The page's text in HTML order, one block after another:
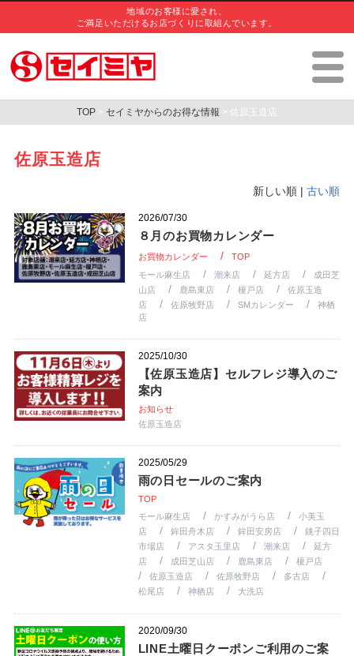
地域のお客様に愛され、
ご満足いただけるお店づくりに取組んでいます。
TOP > セイミヤからのお得な情報 > 佐原玉造店
佐原玉造店
新しい順 |古い順
2026/07/30
８月のお買物カレンダー
お買物カレンダー
TOP
モール麻生店
潮来店 延方店
成田芝
山店
鹿島東店 榎戸店
佐原玉造
店
佐原牧野店 SMカレンダー
神栖
店
2025/10/30
【佐原玉造店】セルフレジ導入のご
案内
お知らせ
佐原玉造店
2025/05/29
雨の日セールのご案内
TOP
モール麻生店
かすみがうら店
小美玉
店
鉾田舟木店 鉾田安房店
銚子四日
市場店
アスタ玉里店 潮来店
延方
店
成田芝山店 鹿島東店
榎戸店
佐原玉造店
佐原牧野店
多古店
松尾店
神栖店 大洗店
2020/09/30
LINE土曜日クーポンご利用のご案